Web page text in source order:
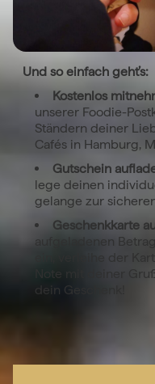
Und so einfach geht’s:
Kostenlos
unserer Foodie-
Ständern deiner
Cafés in Hamburg,
Gutschein
lege deinen
gelange zur
Geschenkkarte
aufgeladenen
ein, verleihe der
Note mit deiner
dein Geschenk!